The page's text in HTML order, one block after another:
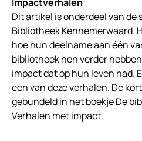
Dit artikel is onderdeel van
Bibliotheek Kennemerwaard.
hoe hun deelname aan één
bibliotheek hen verder
impact dat op hun leven had.
een van deze verhalen. De
gebundeld in het boekjeDe
Verhalen met impact.